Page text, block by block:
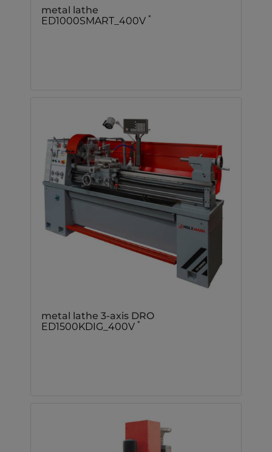
metal lathe
ED1000SMART_400V *
metal lathe 3-axis DRO
ED1500KDIG_400V *